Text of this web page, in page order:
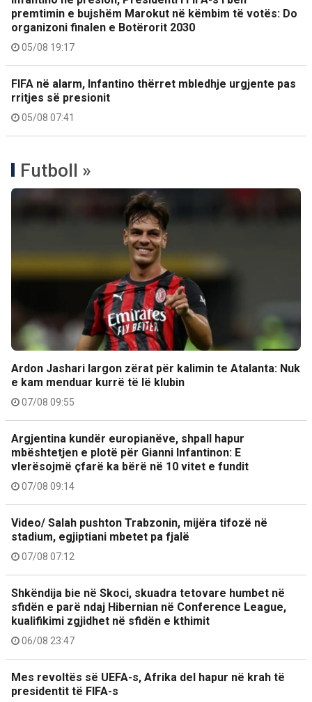
premtimin e bujshëm Marokut në këmbim të votës: Do
organizoni finalen e Botërorit 2030
05/08 19:17
FIFA në alarm, Infantino thërret mbledhje urgjente pas
rritjes së presionit
05/08 07:41
Futboll »
Ardon Jashari largon zërat për kalimin te Atalanta: Nuk
e kam menduar kurrë të lë klubin
07/08 09:55
Argjentina kundër europianëve, shpall hapur
mbështetjen e plotë për Gianni Infantinon: E
vlerësojmë çfarë ka bërë në 10 vitet e fundit
07/08 09:14
Video/ Salah pushton Trabzonin, mijëra tifozë në
stadium, egjiptiani mbetet pa fjalë
07/08 07:12
Shkëndija bie në Skoci, skuadra tetovare humbet në
sfidën e parë ndaj Hibernian në Conference League,
kualifikimi zgjidhet në sfidën e kthimit
06/08 23:47
Mes revoltës së UEFA-s, Afrika del hapur në krah të
presidentit të FIFA-s